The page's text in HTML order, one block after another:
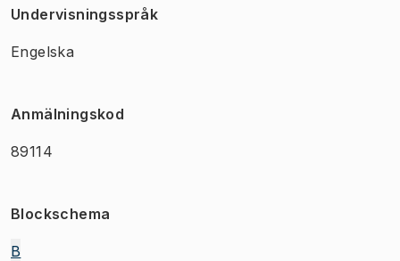
Undervisningsspråk
Engelska
Anmälningskod
89114
Blockschema
B